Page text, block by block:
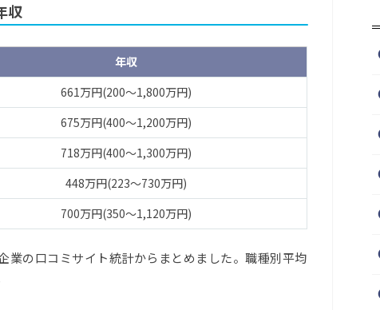
収
年収
661万円(200～1,800万円)
675万円(400～1,200万円)
718万円(400～1,300万円)
448万円(223～730万円)
700万円(350～1,120万円)
業の口コミサイト統計からまとめました。職種別平均